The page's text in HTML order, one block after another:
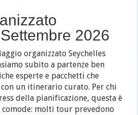
2026
organizzato Seychelles
subito a partenze ben
esperte e pacchetti che
un itinerario curato. Per chi
della pianificazione, questa è
molti tour prevedono